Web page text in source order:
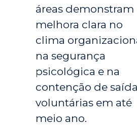
áreas demonstram
melhora clara no
clima
na segurança
psicológica e na
contenção de
voluntárias em até
meio ano.